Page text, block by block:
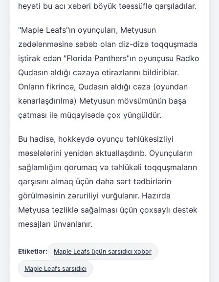
heyəti bu acı xəbəri böyük təəssüflə qarşıladılar.
"Maple Leafs"ın oyunçuları, Metyusun
zədələnməsinə səbəb olan diz-dizə toqquşmada
iştirak edən "Florida Panthers"ın oyunçusu Radko
Qudasın aldığı cəzaya etirazlarını bildiriblər.
Onların fikrincə, Qudasın aldığı cəza (oyundan
kənarlaşdırılma) Metyusun mövsümünün başa
çatması ilə müqayisədə çox yüngüldür.
Bu hadisə, hokkeydə oyunçu təhlükəsizliyi
məsələlərini yenidən aktuallaşdırıb. Oyunçuların
sağlamlığını qorumaq və təhlükəli toqquşmaların
qarşısını almaq üçün daha sərt tədbirlərin
görülməsinin zəruriliyi vurğulanır. Hazırda
Metyusa tezliklə sağalması üçün çoxsaylı dəstək
mesajları ünvanlanır.
Etiketlər: Maple Leafs üçün sarsıdıcı xəbər
Maple Leafs sarsıdıcı